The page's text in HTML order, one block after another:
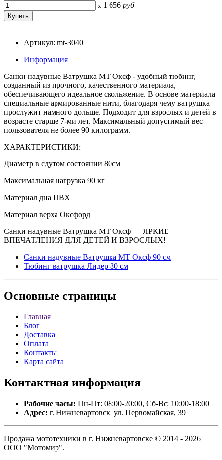
x 1 656 руб
Артикул: mt-3040
Информация
Санки надувные Ватрушка МТ Оксф - удобный тюбинг,
созданный из прочного, качественного материала,
обеспечивающего идеальное скольжение. В основе материала
специальные армированные нити, благодаря чему ватрушка
прослужит намного дольше. Подходит для взрослых и детей в
возрасте старше 7-ми лет. Максимальный допустимый вес
пользователя не более 90 килограмм.
ХАРАКТЕРИСТИКИ:
Диаметр в сдутом состоянии 80см
Максимальная нагрузка 90 кг
Материал дна ПВХ
Материал верха Оксфорд
Санки надувные Ватрушка МТ Оксф — ЯРКИЕ
ВПЕЧАТЛЕНИЯ ДЛЯ ДЕТЕЙ И ВЗРОСЛЫХ!
Санки надувные Ватрушка МТ Оксф 90 см
Тюбинг ватрушка Лидер 80 см
Основные страницы
Главная
Блог
Доставка
Оплата
Контакты
Карта сайта
Контактная информация
Рабочие часы: Пн-Пт: 08:00-20:00, Сб-Вс: 10:00-18:00
Адрес: г. Нижневартовск, ул. Первомайская, 39
Продажа мототехники в г. Нижневартовске © 2014 - 2026
ООО "Мотомир".